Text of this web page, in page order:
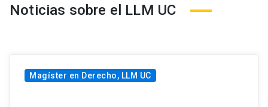
Noticias sobre el LLM UC
Magíster en Derecho, LLM UC